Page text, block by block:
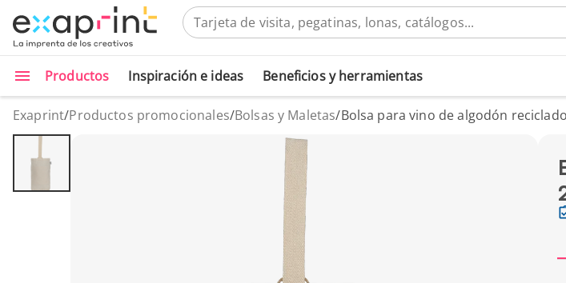
Productos Inspiración e ideas Beneficios y herramientas
Exaprint/Productos promocionales/Bolsas y Maletas/Bolsa para vino de algodón